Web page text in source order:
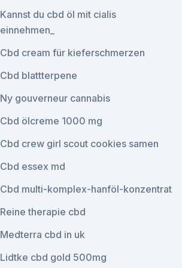
Kannst du cbd öl mit cialis
einnehmen_
Cbd cream für kieferschmerzen
Cbd blattterpene
Ny gouverneur cannabis
Cbd ölcreme 1000 mg
Cbd crew girl scout cookies samen
Cbd essex md
Cbd multi-komplex-hanföl-konzentrat
Reine therapie cbd
Medterra cbd in uk
Lidtke cbd gold 500mg